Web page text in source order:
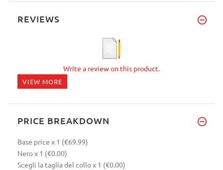
REVIEWS
Write a review on this product.
VIEW MORE
PRICE BREAKDOWN
Base price x 1 (€69.99)
Nerox 1 (€0.00)
Scegli la taglia del collox 1 (€0.00)